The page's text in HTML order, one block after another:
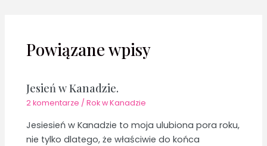
Powiązane wpisy
Jesień w Kanadzie.
2 komentarze /Rok w Kanadzie
Jesiesień w Kanadzie to moja ulubiona pora roku,
nie tylko dlatego, że właściwie do końca